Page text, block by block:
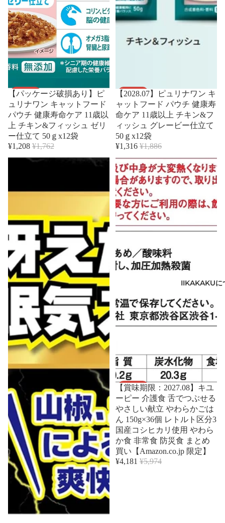
IIKAKAKUに
【パッケージ破損あり】ピ
ュリナワン キャットフード
パウチ 健康寿命ケア 11歳以
上 チキン&フィッシュ ゼリ
ー仕立て 50ｇx12袋
¥1,208 ¥1,762
【2028.07】ピュリナワン キ
ャットフード パウチ 健康寿
命ケア 11歳以上 チキン&フ
ィッシュ グレービー仕立て
50ｇx12袋
¥1,316 ¥1,886
セール
【賞味期限：2027.08】キユ
ーピー 介護食 舌でつぶせる
やさしい献立 やわらかごは
ん 150g×36個 レトルト区分3
国産コシヒカリ使用 やわら
か食 非常食 防災食 まとめ
買い【Amazon.co.jp 限定】
¥4,181 ¥5,974